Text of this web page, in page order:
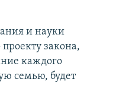
и науки
закона,
каждого
семью, будет